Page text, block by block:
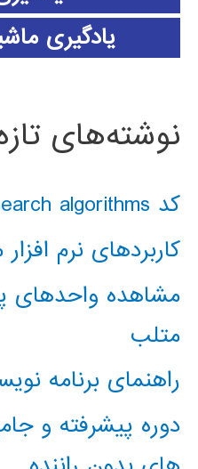
یادگیری
نوشته‌های
کد classical AI search algorithms
کاربردهای نرم
مشاهده واحدهای
متلب
راهنمای برنامه
دوره پیشرفته و